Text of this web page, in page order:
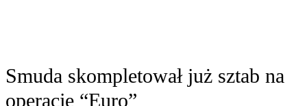
Smuda skompletował już sztab na
operację “Euro”